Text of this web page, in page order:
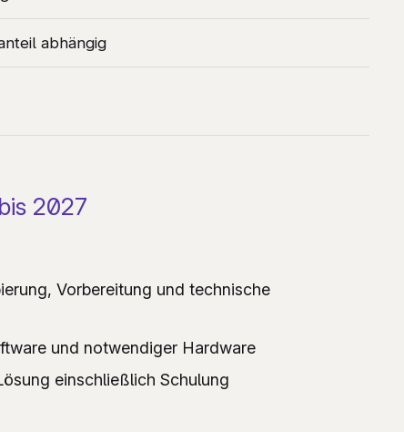
abhängig
2027
Vorbereitung und technische
und notwendiger Hardware
einschließlich Schulung